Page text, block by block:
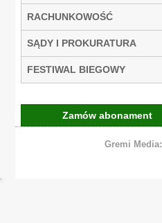
RACHUNKOWOŚĆ
SĄDY I PROKURATURA
FESTIWAL BIEGOWY
Zamów abonament
Gremi Media: